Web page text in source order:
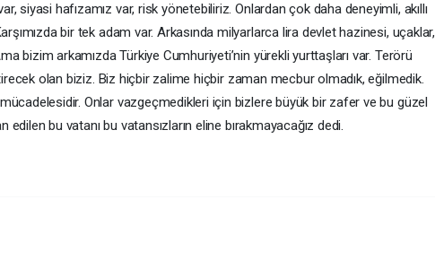
siyasi hafızamız var, risk yönetebiliriz. Onlardan çok daha deneyimli, akıllı
bir tek adam var. Arkasında milyarlarca lira devlet hazinesi, uçaklar,
bizim arkamızda Türkiye Cumhuriyeti’nin yürekli yurttaşları var. Terörü
olan biziz. Biz hiçbir zalime hiçbir zaman mecbur olmadık, eğilmedik.
Onlar vazgeçmedikleri için bizlere büyük bir zafer ve bu güzel
bu vatanı bu vatansızların eline bırakmayacağız dedi.